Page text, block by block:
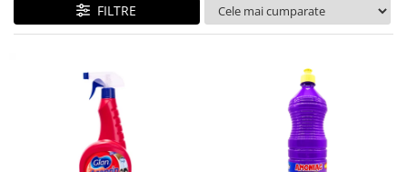
FILTRE